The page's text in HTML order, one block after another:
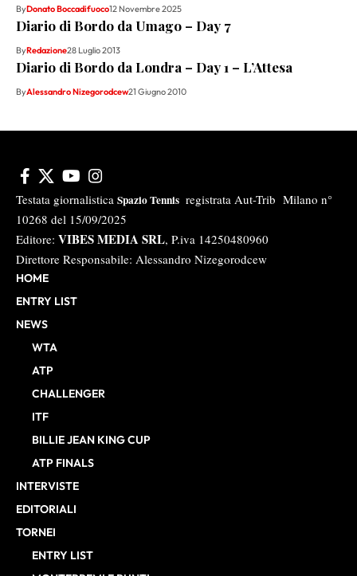
ByDonato Boccadifuoco12 Novembre 2025
Diario di Bordo da Umago – Day 7
ByRedazione28 Luglio 2013
Diario di Bordo da Londra – Day 1 – L’Attesa
ByAlessandro Nizegorodcew21 Giugno 2010
Testata giornalistica Spazio Tennis registrata Aut-Trib Milano n°
10268 del 15/09/2025
Editore: VIBES MEDIA SRL, P.iva 14250480960
Direttore Responsabile: Alessandro Nizegorodcew
HOME
ENTRY LIST
NEWS
WTA
ATP
CHALLENGER
ITF
BILLIE JEAN KING CUP
ATP FINALS
INTERVISTE
EDITORIALI
TORNEI
ENTRY LIST